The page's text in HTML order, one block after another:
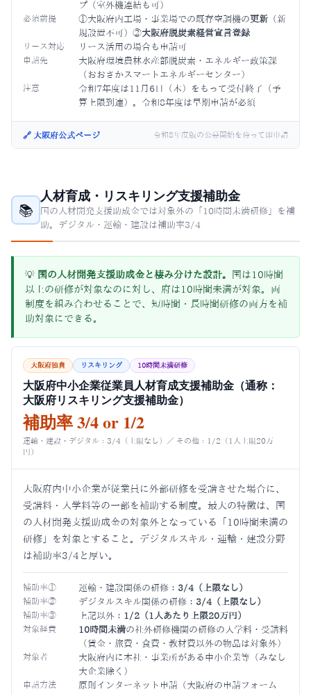
プ（室外機連結も可）
必須前提 ①大阪府内工場・事業場での既存空調機の更新 （新
規設置不可）②大阪府脱炭素経営宣言登録
リース対応 リース活用の場合も申請可
申請先
大阪府環境農林水産部脱炭素・エネルギー政策課
（おおさかスマートエネルギーセンター）
注意
令和7年度は11月6日（木）をもって受付終了（予
算上限到達）。令和8年度は早期申請が必須
🔗 大阪府公式ページ 令和8年度版の公募開始を待って即申請
📚
人材育成・リスキリング支援補助金
国の人材開発支援助成金では対象外の「10時間未満研修」を補
助。デジタル・運輸・建設は補助率3/4
💡 国の人材開発支援助成金と棲み分けた設計。
国は10時間
以上の研修が対象なのに対し、府は10時間未満が対象。両
制度を組み合わせることで、短時間・長時間研修の両方を補
助対象にできる。
大阪府独自 リスキリング 10時間未満研修
大阪府中小企業従業員人材育成支援補助金（通称：
大阪府リスキリング支援補助金）
補助率 3/4 or 1/2
運輸・建設・デジタル：3/4（上限なし）／ その他：1/2（1人上限20万
円）
大阪府内中小企業が従業員に外部研修を受講させた場合に、
受講料・入学料等の一部を補助する制度。最大の特徴は、国
の人材開発支援助成金の対象外となっている「10時間未満の
研修」を対象とすること。デジタルスキル・運輸・建設分野
は補助率3/4と厚い。
補助率① 運輸・建設関係の研修： 3/4（上限なし）
補助率② デジタルスキル関係の研修： 3/4（上限なし）
補助率③ 上記以外： 1/2（1人あたり上限20万円）
対象経費 10時間未満の社外研修機関の研修の入学料・受講料
（賃金・旅費・食費・教材費以外の物品は対象外）
対象者
大阪府内に本社・事業所がある中小企業等（みなし
大企業除く）
申請方法
原則インターネット申請（大阪府の申請フォーム